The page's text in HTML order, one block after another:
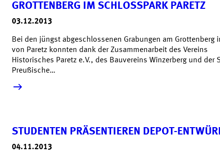
GROTTENBERG IM SCHLOSSPARK PARETZ
03.12.2013
Bei den jüngst abgeschlossenen Grabungen am Grottenberg
von Paretz konnten dank der Zusammenarbeit des Vereins
Historisches Paretz e.V., des Bauvereins Winzerberg und der
Preußische…
mehr lesen &raquo;
STUDENTEN PRÄSENTIEREN DEPOT-
04.11.2013